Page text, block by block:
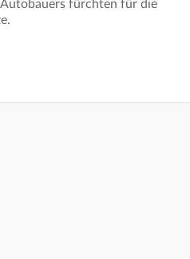
fürchten für die